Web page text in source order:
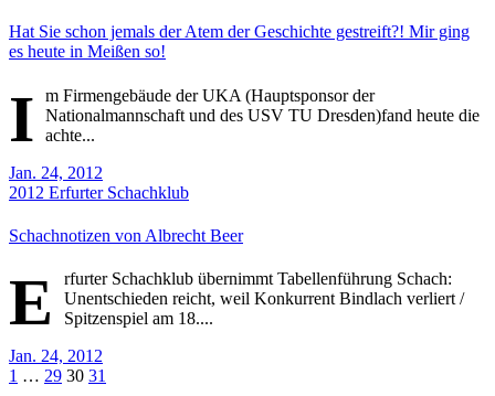
Hat Sie schon jemals der Atem der Geschichte gestreift?! Mir ging
es heute in Meißen so!
I
m Firmengebäude der UKA (Hauptsponsor der
Nationalmannschaft und des USV TU Dresden)fand heute die
achte...
Jan. 24, 2012
2012 Erfurter Schachklub
Schachnotizen von Albrecht Beer
E
rfurter Schachklub übernimmt Tabellenführung Schach:
Unentschieden reicht, weil Konkurrent Bindlach verliert /
Spitzenspiel am 18....
Jan. 24, 2012
Seitennummerierung
1 … 29 30 31